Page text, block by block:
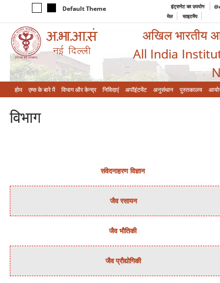
Default Theme इंट्रानेट का उपयोग
मेल
साइटमैप
अखिल भारतीय
All India
होम एम्‍स के बारे में विभाग और केन्‍द्र निविदाएं अपॉइंटमेंट अनुसंधान पुस्तकालय
विभाग
संवेदनाहरण विज्ञान
जैव रसायन
जैव भौतिकी
जैव प्रौद्योगिकी